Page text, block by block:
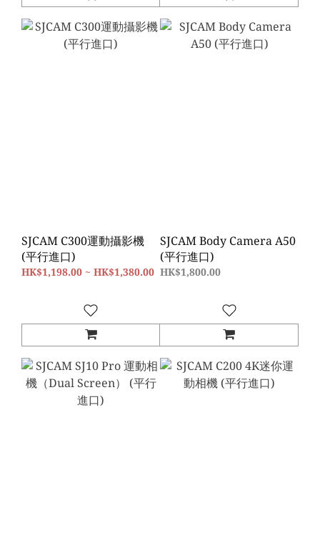
SJCAM C300運動攝影機
(平行進口)
HK$1,198.00 ~ HK$1,380.00
SJCAM Body Camera A50
(平行進口)
HK$1,800.00